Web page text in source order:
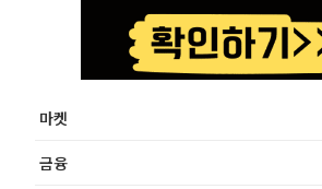
마켓
금융